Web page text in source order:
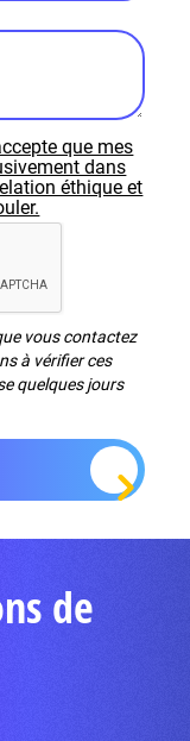
que mes
dans
éthique et
vous contactez
à vérifier ces
quelques jours
de